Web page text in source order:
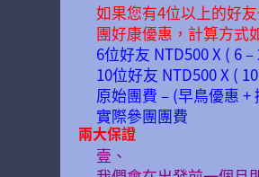
如果您有4位以上的好
團好康優惠，計算方式
6位好友 NTD500 X ( 6
10位好友 NTD500 X (
原始團費 – (早鳥優惠 +
實際參團團費
兩大保證
壹、